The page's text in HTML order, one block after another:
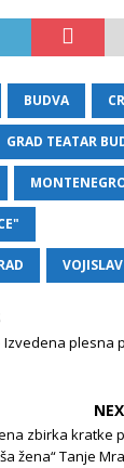
BUDVA
GRAD TEATAR
plesna
zbirka kratke
žena“ Tanje